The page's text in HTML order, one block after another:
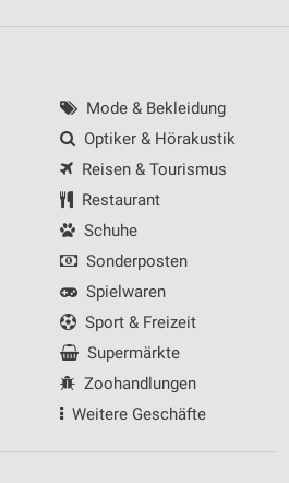
Mode & Bekleidung
Optiker & Hörakustik
Reisen & Tourismus
Restaurant
Schuhe
Sonderposten
Spielwaren
Sport & Freizeit
Supermärkte
Zoohandlungen
Weitere Geschäfte